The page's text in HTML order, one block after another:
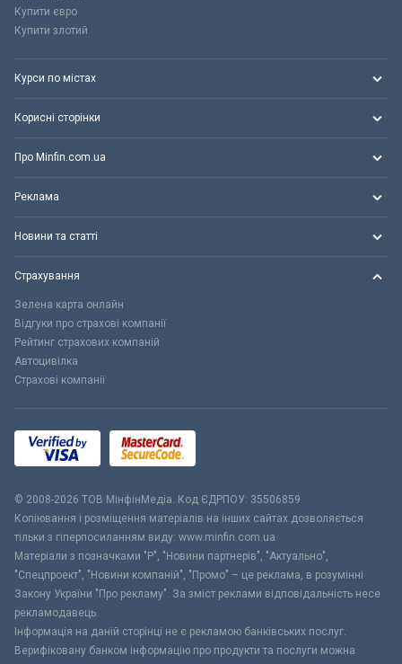
Купити євро
Купити злотий
Курси по містах
Корисні сторінки
Про Minfin.com.ua
Реклама
Новини та статті
Страхування
Зелена карта онлайн
Відгуки про страхові компанії
Рейтинг страхових компаній
Автоцивілка
Страхові компанії
© 2008-2026 ТОВ МiнфiнМедiа. Код ЄДРПОУ: 35506859
Копіювання і розміщення матеріалів на інших сайтах дозволяється
тільки з гіперпосиланням виду: www.minfin.com.ua
Матеріали з позначками "Р", "Новини партнерів", "Актуально",
"Спецпроект", "Новини компаній", "Промо" – це реклама, в розумінні
Закону України "Про рекламу". За зміст реклами відповідальність несе
рекламодавець.
Інформація на даній сторінці не є рекламою банківських послуг.
Верифіковану банком інформацію про продукти та послуги можна